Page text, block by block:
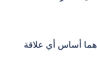
هما أساس أي علاقة